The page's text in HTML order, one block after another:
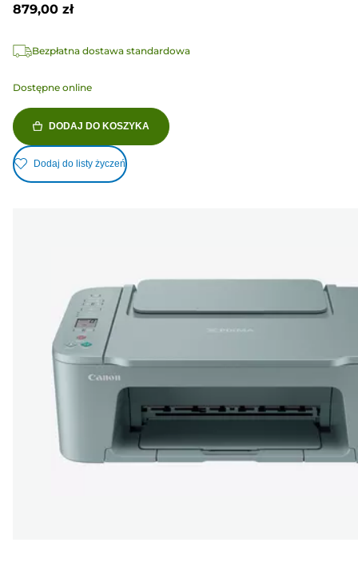
879,00 zł
Bezpłatna dostawa standardowa
Dostępne online
DODAJ DO KOSZYKA
Dodaj do listy życzeń